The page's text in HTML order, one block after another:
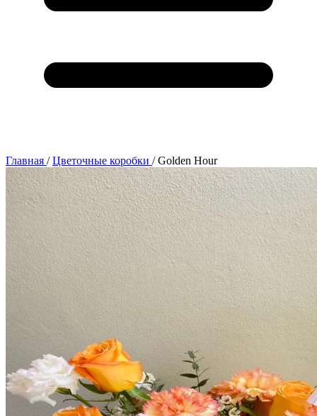
Главная / Цветочные коробки / Golden Hour